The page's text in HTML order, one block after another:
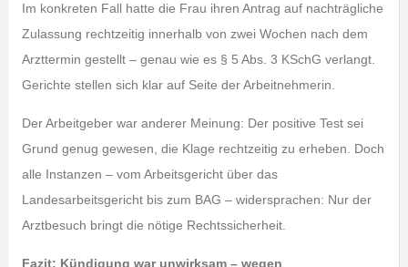
Im konkreten Fall hatte die Frau ihren Antrag auf nachträgliche
Zulassung rechtzeitig innerhalb von zwei Wochen nach dem
Arzttermin gestellt – genau wie es § 5 Abs. 3 KSchG verlangt.
Gerichte stellen sich klar auf Seite der Arbeitnehmerin.
Der Arbeitgeber war anderer Meinung: Der positive Test sei
Grund genug gewesen, die Klage rechtzeitig zu erheben. Doch
alle Instanzen – vom Arbeitsgericht über das
Landesarbeitsgericht bis zum BAG – widersprachen: Nur der
Arztbesuch bringt die nötige Rechtssicherheit.
Fazit: Kündigung war unwirksam – wegen